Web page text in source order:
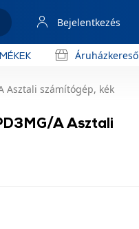
Bejelentkezés
Áruházkereső
Asztali számítógép, kék
A Asztali